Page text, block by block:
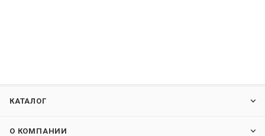
КАТАЛОГ
О КОМПАНИИ